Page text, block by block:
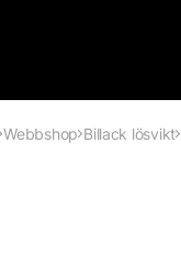
Webbshop Billack lösvikt